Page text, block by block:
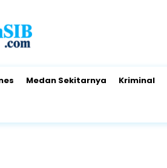
Medan Sekitarnya Kriminal